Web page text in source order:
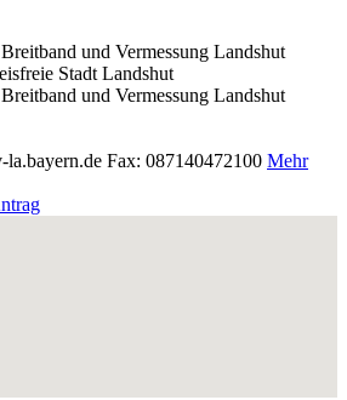
und Vermessung Landshut
Stadt Landshut
und Vermessung Landshut
la.bayern.de Fax: 087140472100 Mehr